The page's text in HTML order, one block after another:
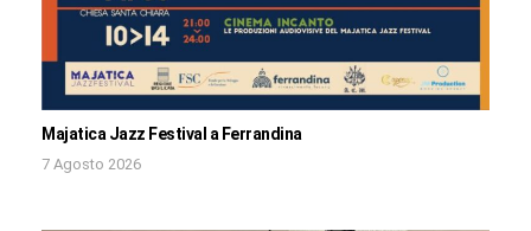
Majatica Jazz Festival a Ferrandina
7 Agosto 2026